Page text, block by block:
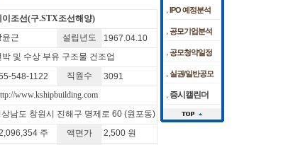
이조선(구.STX조선해양)
윤근 설립년도
1967.04.10
박 및 수상 부유 구조물 건조업
548-1122 직원수
3091
www.kshipbuilding.com
상남도 창원시 진해구 명제로 60 (원포동)
주 액면가
2,500 원
IPO 예정분석
공모기업분석
공모청약일정
실권/일반공모
증시캘린더